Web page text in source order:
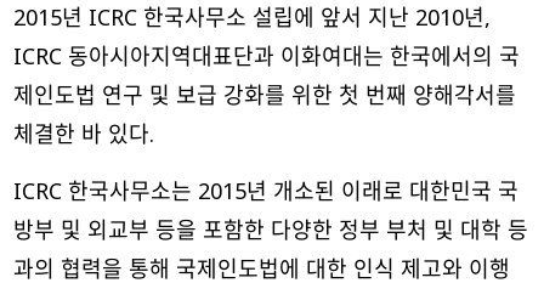
2015년 ICRC 한국사무소 설립에 앞서 지난 2010년,
ICRC 동아시아지역대표단과 이화여대는 한국에서의 국
제인도법 연구 및 보급 강화를 위한 첫 번째 양해각서를
체결한 바 있다.
ICRC 한국사무소는 2015년 개소된 이래로 대한민국 국
방부 및 외교부 등을 포함한 다양한 정부 부처 및 대학 등
과의 협력을 통해 국제인도법에 대한 인식 제고와 이행